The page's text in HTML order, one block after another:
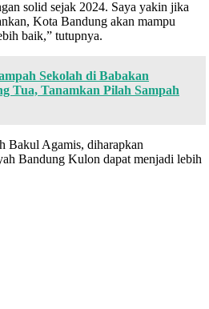
solid sejak 2024. Saya yakin jika
Kota Bandung akan mampu
baik,” tutupnya.
Sekolah di Babakan
Tua, Tanamkan Pilah Sampah
Bakul Agamis, diharapkan
Bandung Kulon dapat menjadi lebih